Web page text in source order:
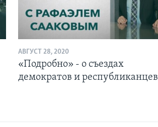
АВГУСТ 28, 2020
«Подробно» - о съездах
демократов и республиканцев